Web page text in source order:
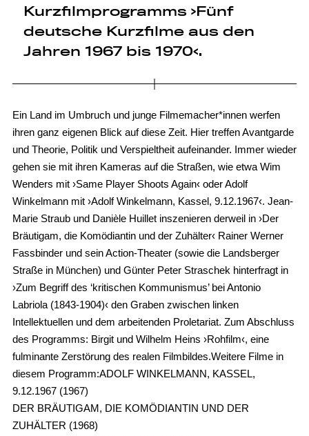
Kurzfilmprogramms ›Fünf
deutsche Kurzfilme aus den
Jahren 1967 bis 1970‹.
Ein Land im Umbruch und junge Filmemacher*innen werfen
ihren ganz eigenen Blick auf diese Zeit. Hier treffen Avantgarde
und Theorie, Politik und Verspieltheit aufeinander. Immer wieder
gehen sie mit ihren Kameras auf die Straßen, wie etwa Wim
Wenders mit ›Same Player Shoots Again‹ oder Adolf
Winkelmann mit ›Adolf Winkelmann, Kassel, 9.12.1967‹. Jean-
Marie Straub und Danièle Huillet inszenieren derweil in ›Der
Bräutigam, die Komödiantin und der Zuhälter‹ Rainer Werner
Fassbinder und sein Action-Theater (sowie die Landsberger
Straße in München) und Günter Peter Straschek hinterfragt in
›Zum Begriff des ‘kritischen Kommunismus’ bei Antonio
Labriola (1843-1904)‹ den Graben zwischen linken
Intellektuellen und dem arbeitenden Proletariat. Zum Abschluss
des Programms: Birgit und Wilhelm Heins ›Rohfilm‹, eine
fulminante Zerstörung des realen Filmbildes.Weitere Filme in
diesem Programm:ADOLF WINKELMANN, KASSEL,
9.12.1967 (1967)
DER BRÄUTIGAM, DIE KOMÖDIANTIN UND DER
ZUHÄLTER (1968)